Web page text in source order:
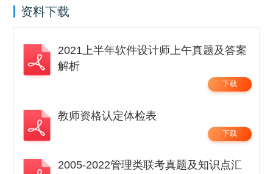
资料下载
2021上半年软件设计师上午真题及答案
解析
下载
教师资格认定体检表
下载
2005-2022管理类联考真题及知识点汇